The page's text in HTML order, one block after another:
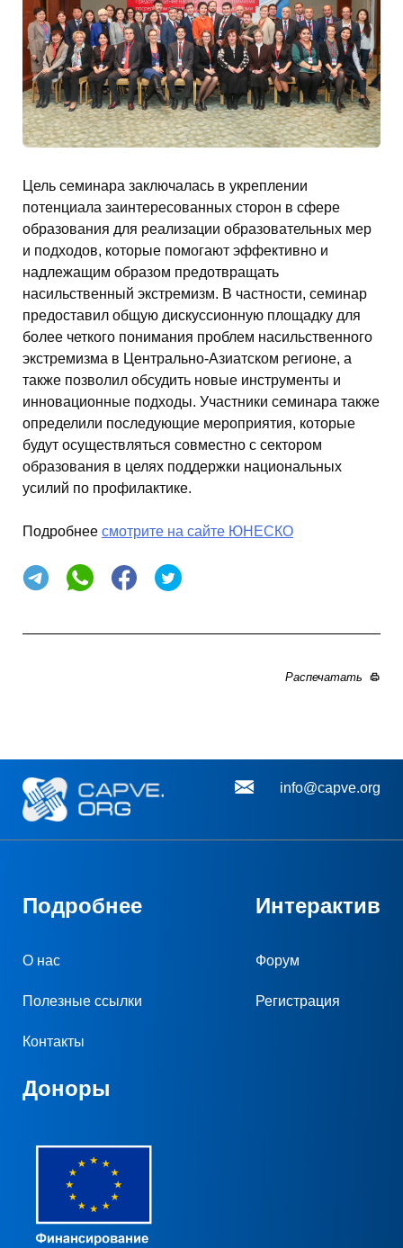
Цель семинара заключалась в укреплении
потенциала заинтересованных сторон в сфере
образования для реализации образовательных мер
и подходов, которые помогают эффективно и
надлежащим образом предотвращать
насильственный экстремизм. В частности, семинар
предоставил общую дискуссионную площадку для
более четкого понимания проблем насильственного
экстремизма в Центрально-Азиатском регионе, а
также позволил обсудить новые инструменты и
инновационные подходы. Участники семинара также
определили последующие мероприятия, которые
будут осуществляться совместно с сектором
образования в целях поддержки национальных
усилий по профилактике.
Подробнее смотрите на сайте ЮНЕСКО
Распечатать
info@capve.org
Подробнее
О нас
Полезные ссылки
Контакты
Интерактив
Форум
Регистрация
Доноры